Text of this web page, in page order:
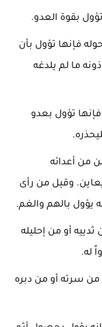
بقوة العدو.
فإنها تؤول بأن
ما لم يلدغه
تؤول بعدو
من أعدائه
وقيل من رأى
يؤول بالهم والغم.
أو من إحليله
له.
سرته أو من دبره